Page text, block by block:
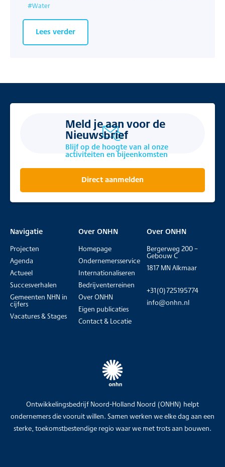
#Water
Lees verder
Meld je aan voor de
Nieuwsbrief
Blijf op de hoogte van al onze
activiteiten en bijeenkomsten
Direct aanmelden
Ontwikkelingsbedrijf Noord-Holland Noord (ONHN) helpt
ondernemers die vooruit willen. Samen werken we elke dag aan een
sterke, toekomstbestendige regio waar we met trots aan bouwen.
Navigatie
Projecten
Agenda
Actueel
Succesverhalen
Gemeenten NHN in
cijfers
Vacatures & Stages
Over ONHN
Homepage
Ondernemersservice
Internationaliseren
Bedrijventerreinen
Over ONHN
Eigen publicaties
Contact & Locatie
Over ONHN
Bergerweg 200 –
Gebouw C
1817 MN Alkmaar
+31(0)725195774
info@onhn.nl